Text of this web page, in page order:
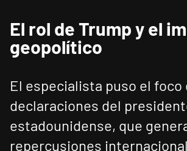
El rol de Trump y el
geopolítico
El especialista puso el foco
declaraciones del
estadounidense, que
repercusiones